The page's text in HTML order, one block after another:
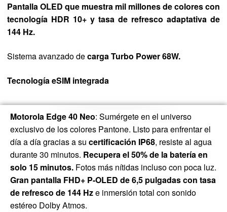
Pantalla OLED que muestra mil millones de colores con
tecnología HDR 10+ y tasa de refresco adaptativa de
144 Hz.
Sistema avanzado decarga Turbo Power 68W.
Tecnología eSIM integrada
Motorola Edge 40 Neo: Sumérgete en el universo
exclusivo de los colores Pantone. Listo para enfrentar el
día a día gracias a su certificación IP68, resiste al agua
durante 30 minutos. Recupera el 50% de la batería en
solo 15 minutos. Fotos más nítidas incluso con poca luz.
Gran pantalla FHD+ P-OLED de 6,5 pulgadas con tasa
de refresco de 144 Hze inmersión total con sonido
estéreo Dolby Atmos.